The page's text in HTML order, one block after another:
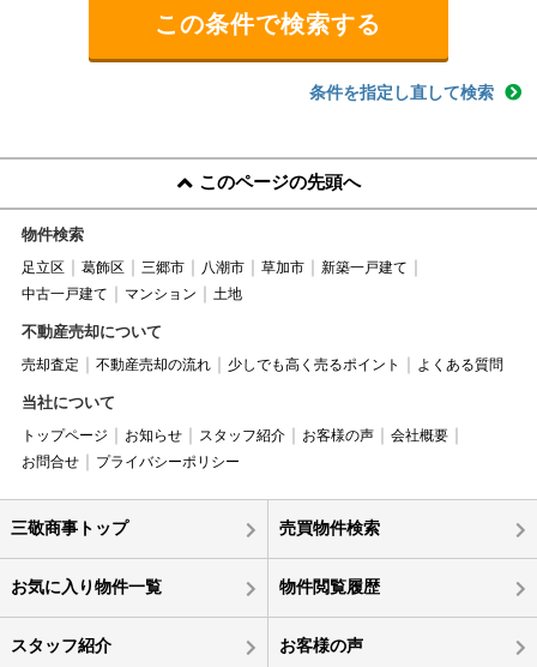
条件を指定し直して検索
このページの先頭へ
物件検索
足立区 葛飾区 三郷市 八潮市 草加市
新築一戸建て
中古一戸建て
マンション 土地
不動産売却について
売却査定 不動産売却の流れ 少しでも高く売るポイント よくある質問
当社について
トップページ お知らせ スタッフ紹介 お客様の声
会社概要
お問合せ
プライバシーポリシー
三敬商事トップ 売買物件検索
お気に入り物件一覧 物件閲覧履歴
スタッフ紹介 お客様の声